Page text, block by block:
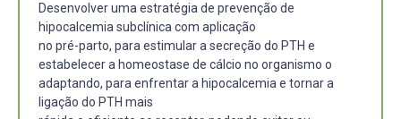
Desenvolver uma estratégia de prevenção de
hipocalcemia subclínica com aplicação
no pré-parto, para estimular a secreção do PTH e
estabelecer a homeostase de cálcio no organismo o
adaptando, para enfrentar a hipocalcemia e tornar a
ligação do PTH mais